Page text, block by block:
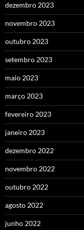
dezembro 2023
novembro 2023
outubro 2023
setembro 2023
maio 2023
março 2023
fevereiro 2023
janeiro 2023
dezembro 2022
novembro 2022
outubro 2022
agosto 2022
junho 2022